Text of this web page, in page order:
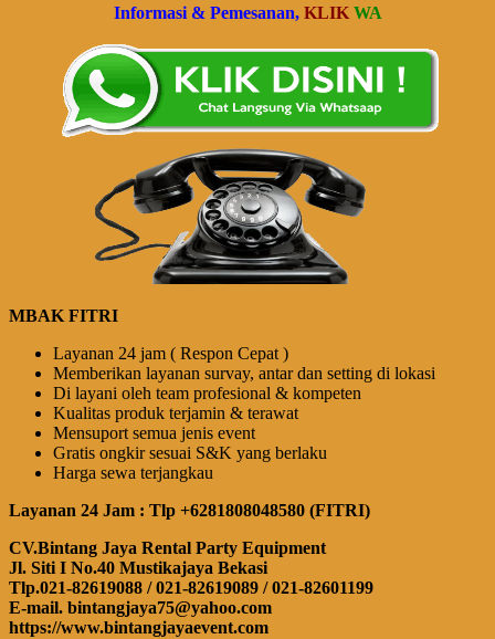
Informasi & Pemesanan, KLIK WA
MBAK FITRI
Layanan 24 jam ( Respon Cepat )
Memberikan layanan survay, antar dan setting di lokasi
Di layani oleh team profesional & kompeten
Kualitas produk terjamin & terawat
Mensuport semua jenis event
Gratis ongkir sesuai S&K yang berlaku
Harga sewa terjangkau
Layanan 24 Jam : Tlp +6281808048580 (FITRI)
CV.Bintang Jaya Rental Party Equipment
Jl. Siti I No.40 Mustikajaya Bekasi
Tlp.021-82619088 / 021-82619089 / 021-82601199
E-mail. bintangjaya75@yahoo.com
https://www.bintangjayaevent.com